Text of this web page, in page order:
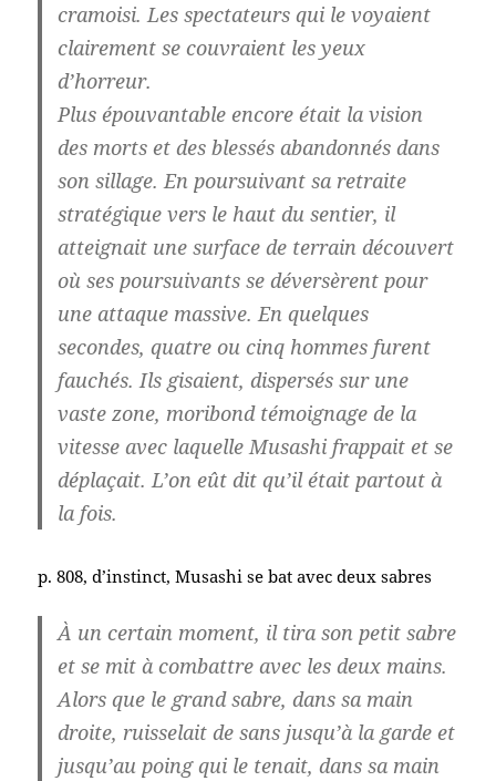
cramoisi. Les spectateurs qui le voyaient
clairement se couvraient les yeux
d’horreur.
Plus épouvantable encore était la vision
des morts et des blessés abandonnés dans
son sillage. En poursuivant sa retraite
stratégique vers le haut du sentier, il
atteignait une surface de terrain découvert
où ses poursuivants se déversèrent pour
une attaque massive. En quelques
secondes, quatre ou cinq hommes furent
fauchés. Ils gisaient, dispersés sur une
vaste zone, moribond témoignage de la
vitesse avec laquelle Musashi frappait et se
déplaçait. L’on eût dit qu’il était partout à
la fois.
p. 808, d’instinct, Musashi se bat avec deux sabres
À un certain moment, il tira son petit sabre
et se mit à combattre avec les deux mains.
Alors que le grand sabre, dans sa main
droite, ruisselait de sans jusqu’à la garde et
jusqu’au poing qui le tenait, dans sa main